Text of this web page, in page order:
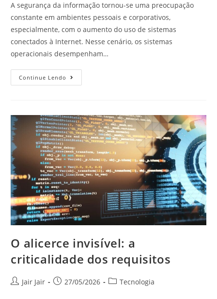
A segurança da informação tornou-se uma preocupação
constante em ambientes pessoais e corporativos,
especialmente, com o aumento do uso de sistemas
conectados à Internet. Nesse cenário, os sistemas
operacionais desempenham…
Continue Lendo
O alicerce invisível: a
criticalidade dos requisitos
Jair Jair 27/05/2026 Tecnologia